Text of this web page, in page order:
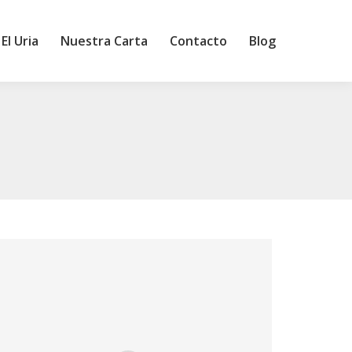
El Uria Nuestra Carta Contacto Blog